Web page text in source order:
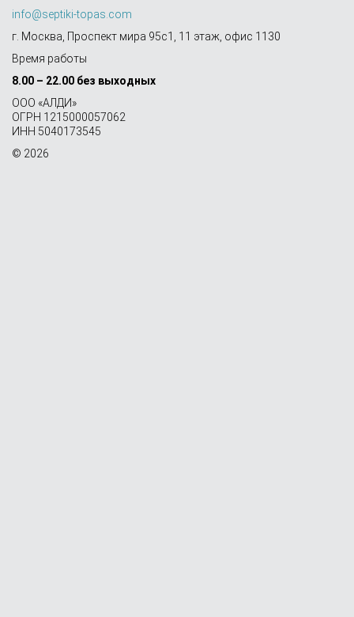
info@septiki-topas.com
г. Москва, Проспект мира 95с1, 11 этаж, офис 1130
Время работы
8.00 – 22.00 без выходных
OOO «АЛДИ»
ОГРН 1215000057062
ИНН 5040173545
© 2026